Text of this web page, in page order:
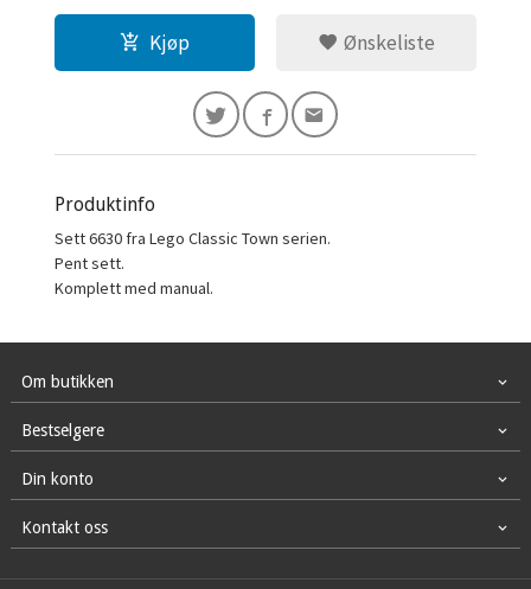
Kjøp Ønskeliste
Produktinfo
Sett 6630 fra Lego Classic Town serien.
Pent sett.
Komplett med manual.
Om butikken
Bestselgere
Din konto
Kontakt oss